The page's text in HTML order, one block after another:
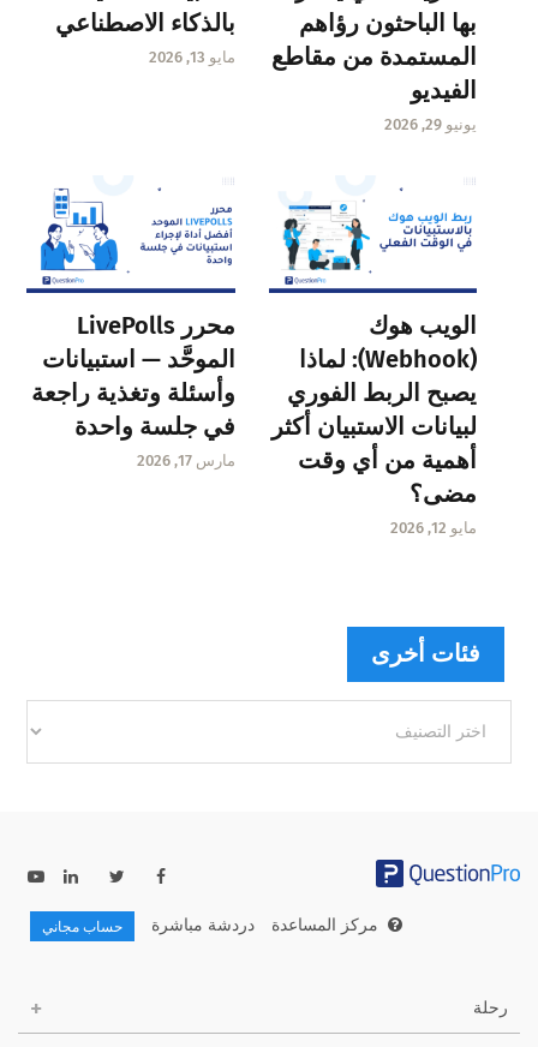
بها الباحثون رؤاهم
المستمدة من مقاطع
الفيديو
يونيو 29, 2026
بالذكاء الاصطناعي
مايو 13, 2026
الويب هوك
(Webhook): لماذا
يصبح الربط الفوري
لبيانات الاستبيان أكثر
أهمية من أي وقت
مضى؟
مايو 12, 2026
محرر LivePolls
الموحَّد — استبيانات
وأسئلة وتغذية راجعة
في جلسة واحدة
مارس 17, 2026
فئات أخرى
أخرى
مركز المساعدة دردشة مباشرة حساب مجاني
رحلة